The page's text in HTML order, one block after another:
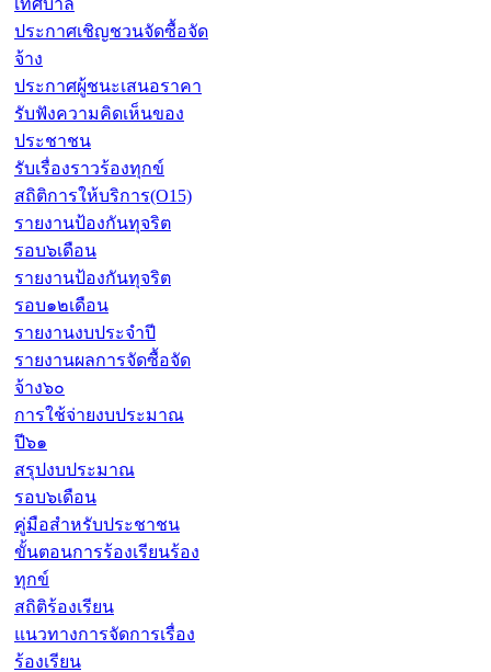
เทศบาล
ประกาศเชิญชวนจัดซื้อจัด
จ้าง
ประกาศผู้ชนะเสนอราคา
รับฟังความคิดเห็นของ
ประชาชน
รับเรื่องราวร้องทุกข์
สถิติการให้บริการ(O15)
รายงานป้องกันทุจริต
รอบ๖เดือน
รายงานป้องกันทุจริต
รอบ๑๒เดือน
รายงานงบประจำปี
รายงานผลการจัดซื้อจัด
จ้าง๖๐
การใช้จ่ายงบประมาณ
ปี๖๑
สรุปงบประมาณ
รอบ๖เดือน
คู่มือสำหรับประชาชน
ขั้นตอนการร้องเรียนร้อง
ทุกข์
สถิติร้องเรียน
แนวทางการจัดการเรื่อง
ร้องเรียน